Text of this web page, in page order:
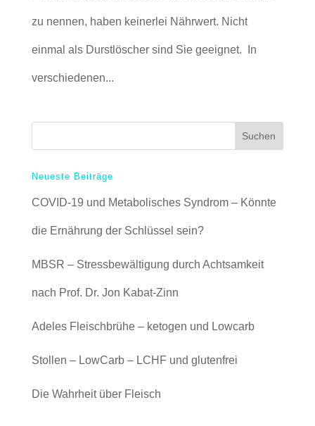
zu nennen, haben keinerlei Nährwert. Nicht
einmal als Durstlöscher sind Sie geeignet. In
verschiedenen...
Neueste Beiträge
COVID-19 und Metabolisches Syndrom – Könnte
die Ernährung der Schlüssel sein?
MBSR – Stressbewältigung durch Achtsamkeit
nach Prof. Dr. Jon Kabat-Zinn
Adeles Fleischbrühe – ketogen und Lowcarb
Stollen – LowCarb – LCHF und glutenfrei
Die Wahrheit über Fleisch